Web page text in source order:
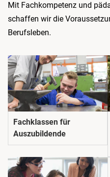
Mit Fachkompetenz und
schaffen wir die
Berufsleben.
Fachklassen für
Auszubildende